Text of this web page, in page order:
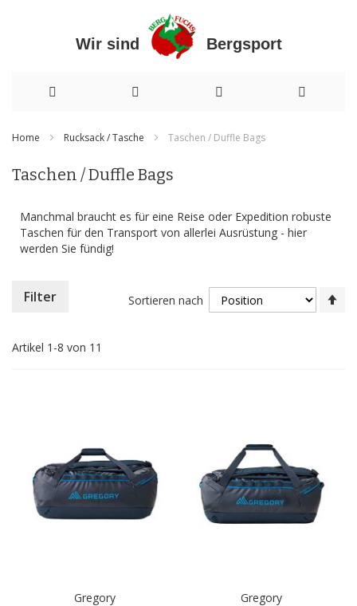
Wir sind Bergsport
Inhalt
Home Rucksack / Tasche Taschen / Duffle Bags
Taschen / Duffle Bags
Manchmal braucht es für eine Reise oder Expedition robuste
Taschen für den Transport von allerlei Ausrüstung - hier
werden Sie fündig!
Artikel 1 -8 von 11
Sortieren nach
Gregory
Gregory
Filter